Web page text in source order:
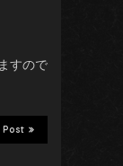
すので
Post